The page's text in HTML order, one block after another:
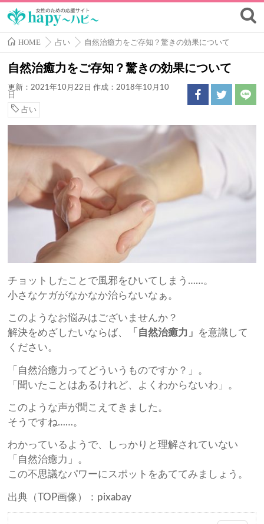
HOME 占い 自然治癒力をご存知？驚きの効果について
自然治癒力をご存知？驚きの効果について
更新：2021年10月22日 作成：2018年10月10
日
占い
チョットしたことで風邪をひいてしまう……。
小さなケガがなかなか治らないなぁ。
このようなお悩みはございませんか？
解決をめざしたいならば、
「自然治癒力」 を意識して
ください。
「自然治癒力ってどういうものですか？」。
「聞いたことはあるけれど、よくわからないわ」。
このような声が聞こえてきました。
そうですね……。
わかっているようで、しっかりと理解されていない
「自然治癒力」。
この不思議なパワーにスポットをあててみましょう。
出典（TOP画像）：pixabay